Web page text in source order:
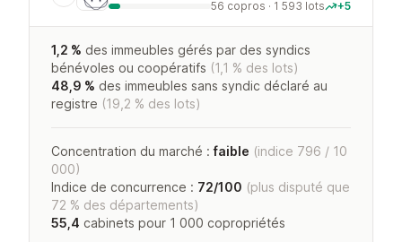
56 copros · 1 593 lots
+5
1,2 % des immeubles gérés par des syndics
bénévoles ou coopératifs (1,1 % des lots)
48,9 % des immeubles sans syndic déclaré au
registre (19,2 % des lots)
Concentration du marché :faible (indice 796 / 10
000)
Indice de concurrence : 72/100 (plus disputé que
72 % des départements)
55,4 cabinets pour 1 000 copropriétés